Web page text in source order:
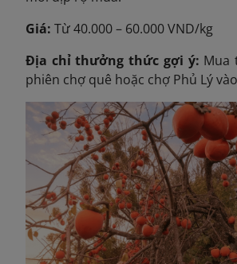
Giá: Từ 40.000 – 60.000 VND/kg
Địa chỉ thưởng thức gợi ý: Mua
phiên chợ quê hoặc chợ Phủ Lý